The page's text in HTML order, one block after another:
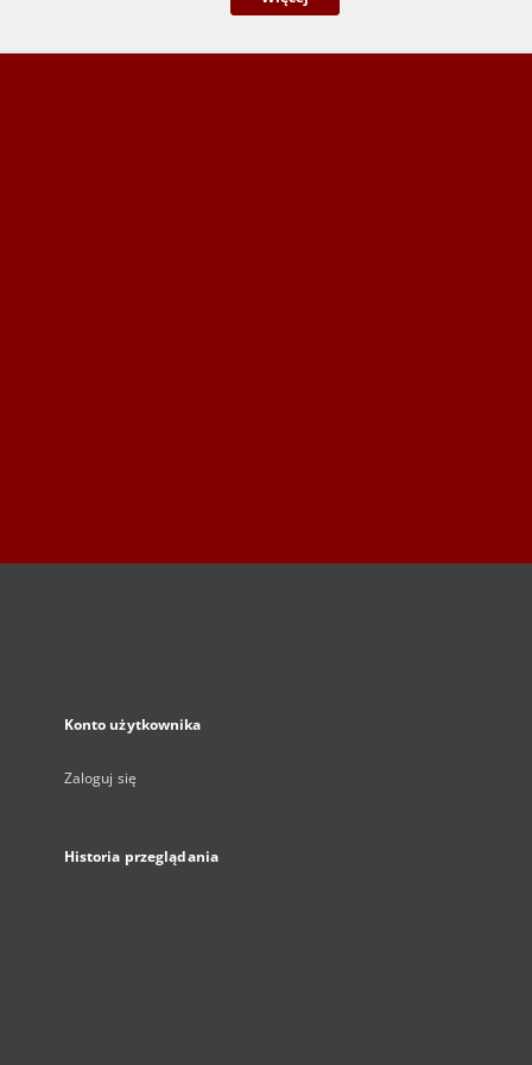
Konto użytkownika
Zaloguj się
Historia przeglądania